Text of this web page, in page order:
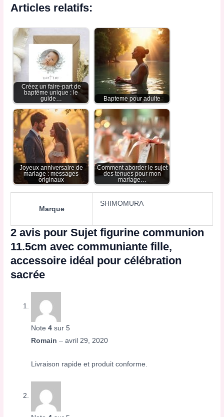
Articles relatifs:
Créez un faire-part de
baptême unique : le
guide…
Bapteme pour adulte
Joyeux anniversaire de
mariage : messages
originaux
Comment aborder le sujet
des tenues pour mon
mariage…
Marque
SHIMOMURA
2 avis pourSujet figurine communion
11.5cm avec communiante fille,
accessoire idéal pour célébration
sacrée
Note4 sur 5
Romain– avril 29, 2020
Livraison rapide et produit conforme.